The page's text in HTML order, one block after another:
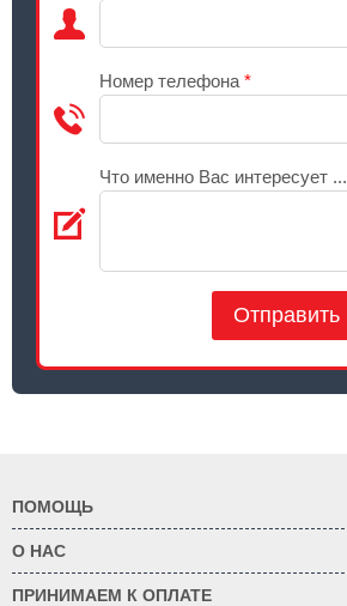
Номер телефона *
Что именно Вас интересует ...
Отправить
ПОМОЩЬ
О НАС
ПРИНИМАЕМ К ОПЛАТЕ